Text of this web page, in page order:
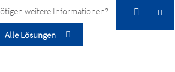
weitere Informationen?
Alle Lösungen